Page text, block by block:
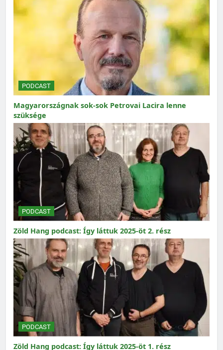
PODCAST
Magyarországnak sok-sok Petrovai Lacira lenne
szüksége
PODCAST
Zöld Hang podcast: Így láttuk 2025-öt 2. rész
PODCAST
Zöld Hang podcast: Így láttuk 2025-öt 1. rész